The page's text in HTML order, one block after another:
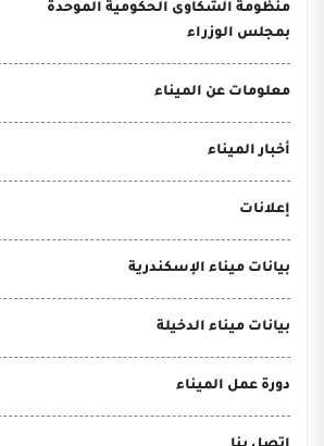
منظومة الشكاوى الحكومية الموحدة
بمجلس الوزراء
معلومات عن الميناء
أخبار الميناء
إعلانات
بيانات ميناء الإسكندرية
بيانات ميناء الدخيلة
دورة عمل الميناء